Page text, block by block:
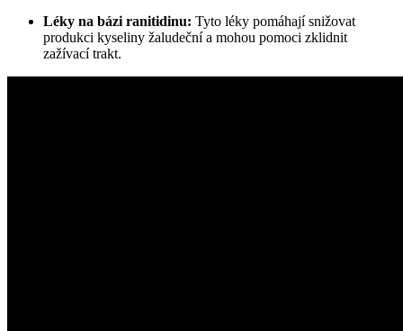
Léky na bázi ranitidinu: Tyto léky pomáhají snižovat
produkci kyseliny žaludeční a mohou pomoci zklidnit
zažívací trakt.